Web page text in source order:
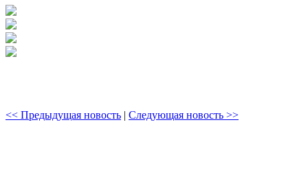
<< Предыдущая новость | Следующая новость >>